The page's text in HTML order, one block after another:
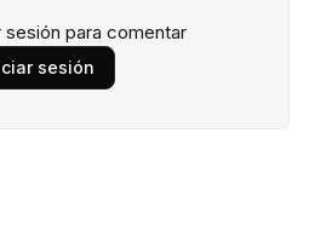
sesión para comentar
sesión